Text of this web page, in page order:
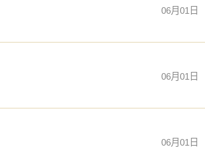
06月01日
06月01日
06月01日